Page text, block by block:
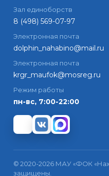
Зал единоборств
8 (498) 569-07-97
Электронная почта
dolphin_nahabino@mail.ru
Электронная почта
krgr_maufok@mosreg.ru
Режим работы
пн-вс, 7:00-22:00
© 2020-2026 МАУ «ФОК
защищены.